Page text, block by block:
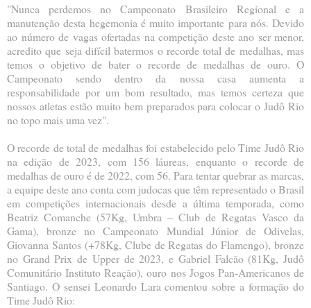
"Nunca perdemos no Campeonato Brasileiro Regional e a
manutenção desta hegemonia é muito importante para nós. Devido
ao número de vagas ofertadas na competição deste ano ser menor,
acredito que seja difícil batermos o recorde total de medalhas, mas
temos o objetivo de bater o recorde de medalhas de ouro. O
Campeonato sendo dentro da nossa casa aumenta a
responsabilidade por um bom resultado, mas temos certeza que
nossos atletas estão muito bem preparados para colocar o Judô Rio
no topo mais uma vez".
O recorde de total de medalhas foi estabelecido pelo Time Judô Rio
na edição de 2023, com 156 láureas, enquanto o recorde de
medalhas de ouro é de 2022, com 56. Para tentar quebrar as marcas,
a equipe deste ano conta com judocas que têm representado o Brasil
em competições internacionais desde a última temporada, como
Beatriz Comanche (57Kg, Umbra – Club de Regatas Vasco da
Gama), bronze no Campeonato Mundial Júnior de Odivelas,
Giovanna Santos (+78Kg, Clube de Regatas do Flamengo), bronze
no Grand Prix de Upper de 2023, e Gabriel Falcão (81Kg, Judô
Comunitário Instituto Reação), ouro nos Jogos Pan-Americanos de
Santiago. O sensei Leonardo Lara comentou sobre a formação do
Time Judô Rio: